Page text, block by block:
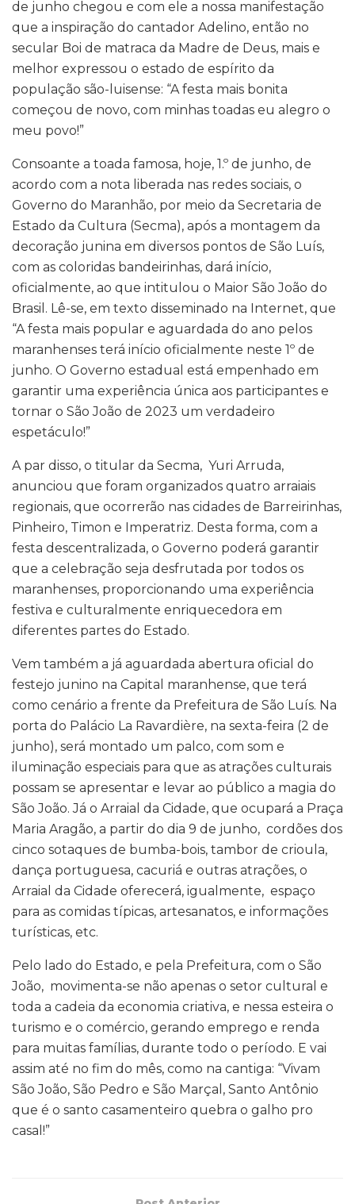
de junho chegou e com ele a nossa manifestação
que a inspiração do cantador Adelino, então no
secular Boi de matraca da Madre de Deus, mais e
melhor expressou o estado de espírito da
população são-luisense: “A festa mais bonita
começou de novo, com minhas toadas eu alegro o
meu povo!”
Consoante a toada famosa, hoje, 1.º de junho, de
acordo com a nota liberada nas redes sociais, o
Governo do Maranhão, por meio da Secretaria de
Estado da Cultura (Secma), após a montagem da
decoração junina em diversos pontos de São Luís,
com as coloridas bandeirinhas, dará início,
oficialmente, ao que intitulou o Maior São João do
Brasil. Lê-se, em texto disseminado na Internet, que
“A festa mais popular e aguardada do ano pelos
maranhenses terá início oficialmente neste 1º de
junho. O Governo estadual está empenhado em
garantir uma experiência única aos participantes e
tornar o São João de 2023 um verdadeiro
espetáculo!”
A par disso, o titular da Secma, Yuri Arruda,
anunciou que foram organizados quatro arraiais
regionais, que ocorrerão nas cidades de Barreirinhas,
Pinheiro, Timon e Imperatriz. Desta forma, com a
festa descentralizada, o Governo poderá garantir
que a celebração seja desfrutada por todos os
maranhenses, proporcionando uma experiência
festiva e culturalmente enriquecedora em
diferentes partes do Estado.
Vem também a já aguardada abertura oficial do
festejo junino na Capital maranhense, que terá
como cenário a frente da Prefeitura de São Luís. Na
porta do Palácio La Ravardière, na sexta-feira (2 de
junho), será montado um palco, com som e
iluminação especiais para que as atrações culturais
possam se apresentar e levar ao público a magia do
São João. Já o Arraial da Cidade, que ocupará a Praça
Maria Aragão, a partir do dia 9 de junho, cordões dos
cinco sotaques de bumba-bois, tambor de crioula,
dança portuguesa, cacuriá e outras atrações, o
Arraial da Cidade oferecerá, igualmente, espaço
para as comidas típicas, artesanatos, e informações
turísticas, etc.
Pelo lado do Estado, e pela Prefeitura, com o São
João, movimenta-se não apenas o setor cultural e
toda a cadeia da economia criativa, e nessa esteira o
turismo e o comércio, gerando emprego e renda
para muitas famílias, durante todo o período. E vai
assim até no fim do mês, como na cantiga: “Vivam
São João, São Pedro e São Marçal, Santo Antônio
que é o santo casamenteiro quebra o galho pro
casal!”